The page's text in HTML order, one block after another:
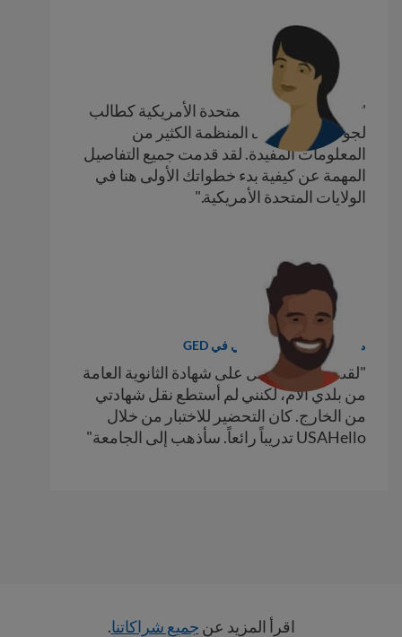
رنيم
"جئت إلى الولايات المتحدة الأمريكية كطالب
لجوء. أعطتني هذه المنظمة الكثير من
المعلومات المفيدة. لقد قدمت جميع التفاصيل
المهمة عن كيفية بدء خطواتك الأولى هنا في
الولايات المتحدة الأمريكية."
ويس
من باكستان، طالب إعدادي في GED
"لقد حصلت بالفعل على شهادة الثانوية العامة
من بلدي الأم، لكنني لم أستطع نقل شهادتي
من الخارج. كان التحضير للاختبار من خلال
USAHello تدريباً رائعاً. سأذهب إلى الجامعة"
اقرأ المزيد عن جميع شراكاتنا.